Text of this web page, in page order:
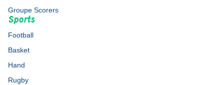
Groupe Scorers
Sports
Football
Basket
Hand
Rugby